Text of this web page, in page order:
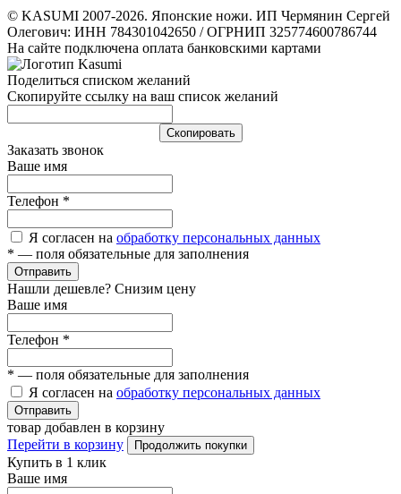
© KASUMI 2007-2026. Японские ножи. ИП Чермянин Сергей
Олегович: ИНН 784301042650 / ОГРНИП 325774600786744
На сайте подключена оплата банковскими картами
Поделиться списком желаний
Скопируйте ссылку на ваш список желаний
Cкопировать
Заказать звонок
Ваше имя
Телефон *
Я согласен на обработку персональных данных
* — поля обязательные для заполнения
Отправить
Нашли дешевле? Снизим цену
Ваше имя
Телефон *
* — поля обязательные для заполнения
Я согласен на обработку персональных данных
Отправить
товар добавлен в корзину
Перейти в корзину
Продолжить покупки
Купить в 1 клик
Ваше имя